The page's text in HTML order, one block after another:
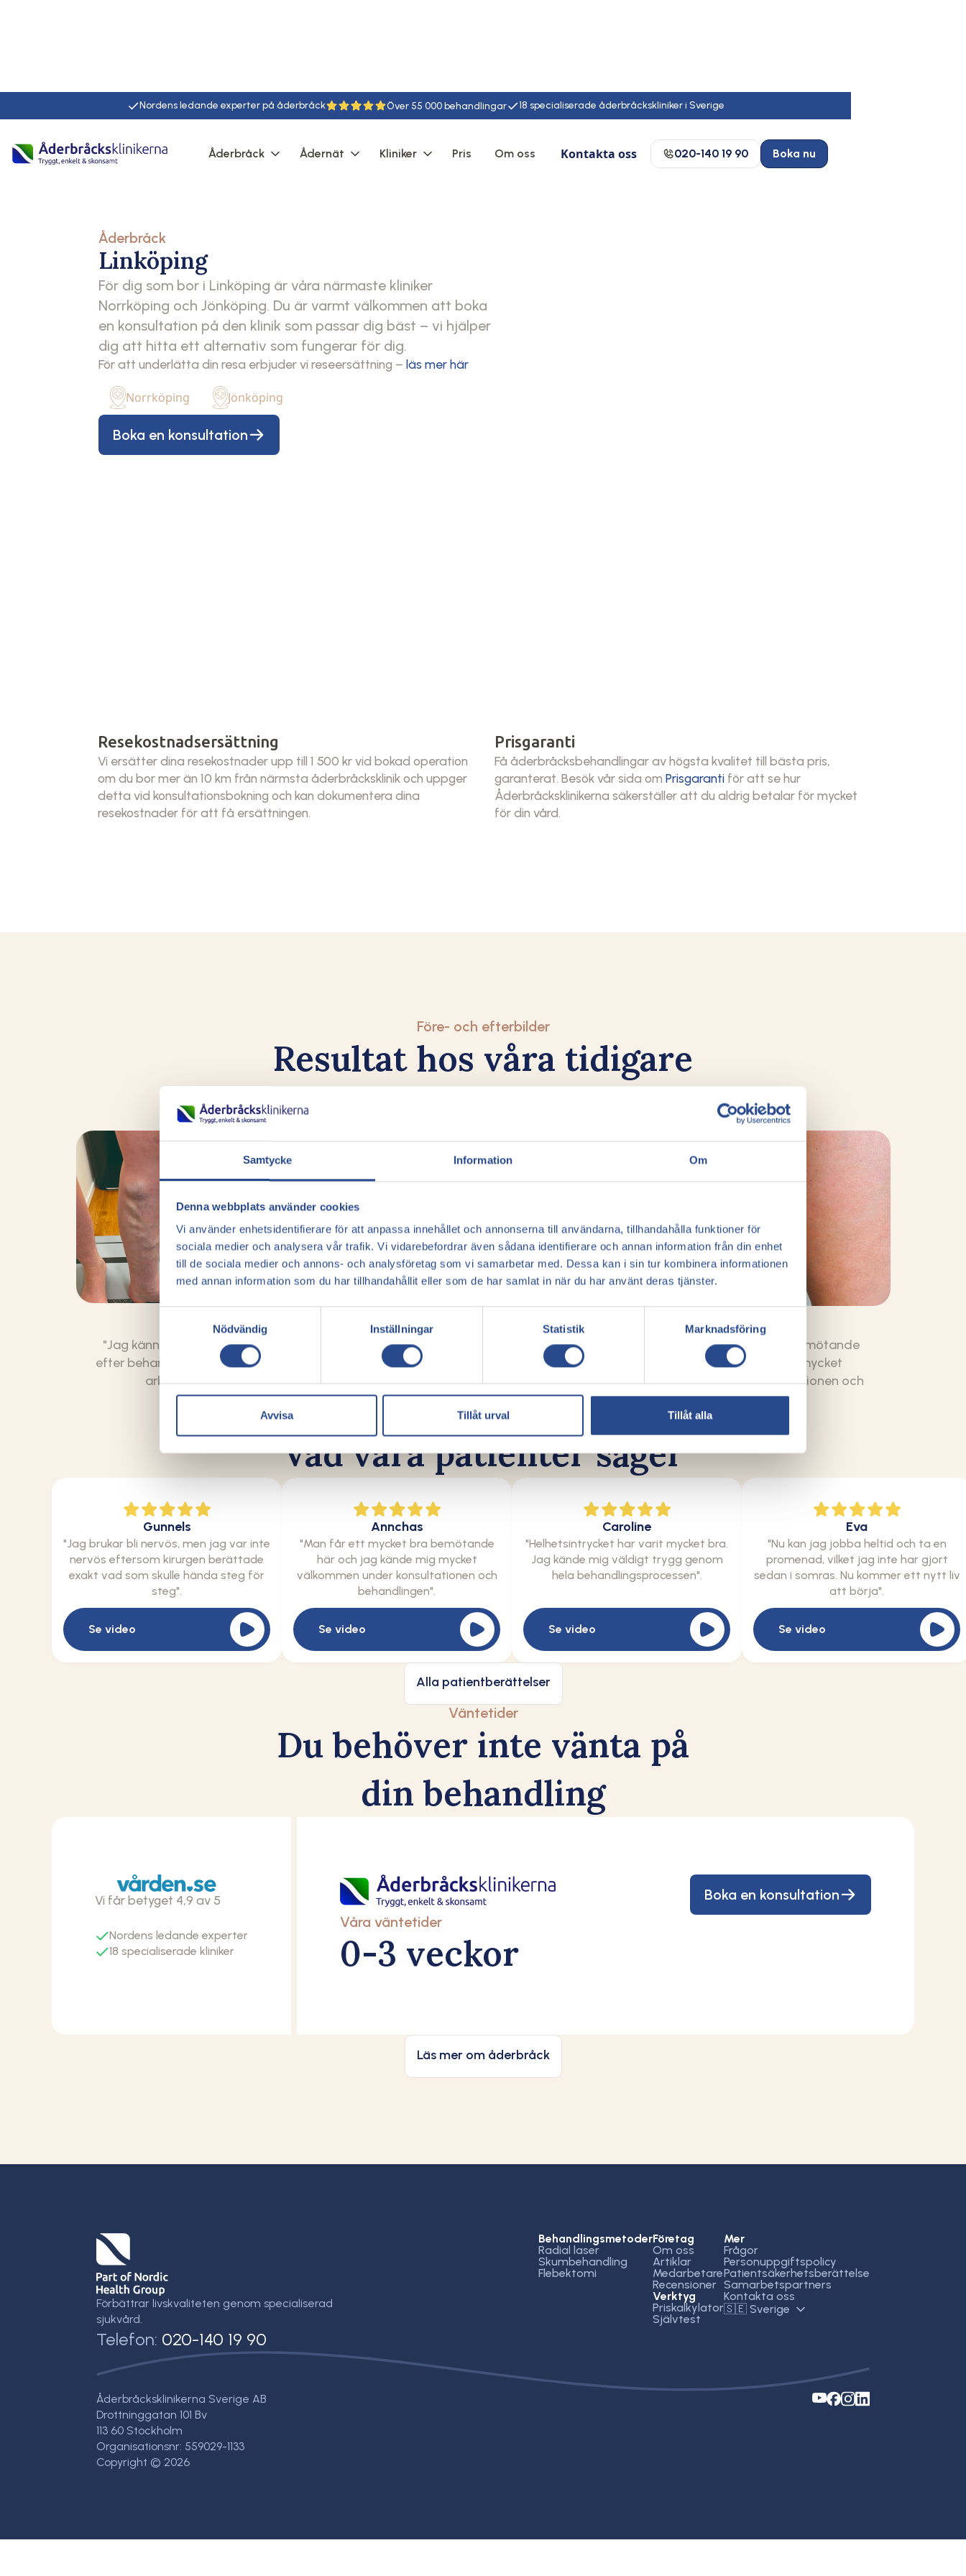
Samtycke Information Om
Denna webbplats använder cookies
Vi använder enhetsidentifierare för att anpassa innehållet och annonserna till användarna, tillhandahålla funktioner för
sociala medier och analysera vår trafik. Vi vidarebefordrar även sådana identifierare och annan information från din enhet
till de sociala medier och annons- och analysföretag som vi samarbetar med. Dessa kan i sin tur kombinera informationen
med annan information som du har tillhandahållit eller som de har samlat in när du har använt deras tjänster.
Nödvändig
Inställningar Statistik Marknadsföring
Avvisa Tillåt urval Tillåt alla
Nordens ledande experter på åderbråck 55 18
Åderbråck Ådernät Kliniker Pris Om oss Kontakta oss 020-140 19 90 Boka nu
Åderbråck
Linköping
För dig som bor i Linköping är våra närmaste kliniker
Norrköping och Jönköping. Du är varmt välkommen att boka
en konsultation på den klinik som passar dig bäst – vi hjälper
dig att hitta ett alternativ som fungerar för dig.
För att underlätta din resa erbjuder vi reseersättning – läs mer här
Norrköping Jönköping
Boka en konsultation
Kliniker online
Resekostnadsersättning
Vi ersätter dina resekostnader upp till 1 500 kr vid bokad operation
om du bor mer än 10 km från närmsta åderbråcksklinik och uppger
detta vid konsultationsbokning och kan dokumentera dina
resekostnader för att få ersättningen.
Prisgaranti
Få åderbråcksbehandlingar av högsta kvalitet till bästa pris,
garanterat. Besök vår sida om Prisgaranti för att se hur
Åderbråcksklinikerna säkerställer att du aldrig betalar för mycket
för din vård.
Före- och efterbilder
Resultat hos våra tidigare
Martina
"Jag känner inte av problemet längre
efter behandlingen, och jag har kunnat
arbeta utan problem".
"Helhetsintrycket har varit mycket bra.
Jag kände mig väldigt trygg genom
hela behandlingsprocessen".
Annchas
"Man får ett mycket bra bemötande
här och jag kände mig mycket
välkommen under konsultationen och
behandlingen".
Patientberättelser
Vad våra patienter säger
Gunnels
"Jag brukar bli nervös, men jag var inte
nervös eftersom kirurgen berättade
exakt vad som skulle hända steg för
steg".
Se video
Annchas
"Man får ett mycket bra bemötande
här och jag kände mig mycket
välkommen under konsultationen och
behandlingen".
Se video
Caroline
"Helhetsintrycket har varit mycket bra.
Jag kände mig väldigt trygg genom
hela behandlingsprocessen".
Se video
Eva
"Nu kan jag jobba heltid och ta en
promenad, vilket jag inte har gjort
sedan i somras. Nu kommer ett nytt liv
att börja".
Se video
Alla patientberättelser
Väntetider
Du behöver inte vänta på
din behandling
Vi får betyget 4,9 av 5
Nordens ledande experter
18
Boka en konsultation
Våra väntetider
0-3 veckor
Läs mer om åderbråck
Förbättrar livskvaliteten genom specialiserad
sjukvård.
Telefon: 020-140 19 90
Behandlingsmetoder
Radial laser
Skumbehandling
Flebektomi
Företag
Om oss
Artiklar
Medarbetare
Recensioner
Verktyg
Priskalkylator
Självtest
Mer
Frågor
Personuppgiftspolicy
Patientsäkerhetsberättelse
Samarbetspartners
Kontakta oss
🇸🇪 Sverige
Åderbråcksklinikerna Sverige AB
Drottninggatan 101 Bv
113 60 Stockholm
Organisationsnr: 559029-1133
Copyright © 2026